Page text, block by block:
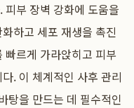
피부 장벽 강화에 도움을
하고 세포 재생을 촉진
빠르게 가라앉히고 피부
. 이 체계적인 사후 관리
탕을 만드는 데 필수적인